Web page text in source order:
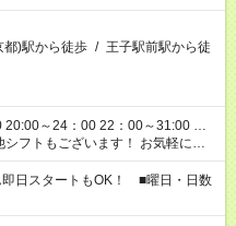
都)駅から徒歩 / 王子駅前駅から徒
20:00～24：00 22：00～31:00 …
日スタートもOK！ ■曜日・日数